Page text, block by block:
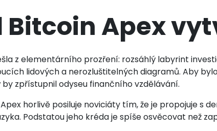
Bitcoin Apex
z elementárního prozření: rozsáhlý labyrint
lidových a nerozluštitelných diagramů. Aby
zpřístupnil odyseu finančního vzdělávání.
horlivě posiluje noviciáty tím, že je propojuje s
Podstatou jeho kréda je spíše osvěcovat než